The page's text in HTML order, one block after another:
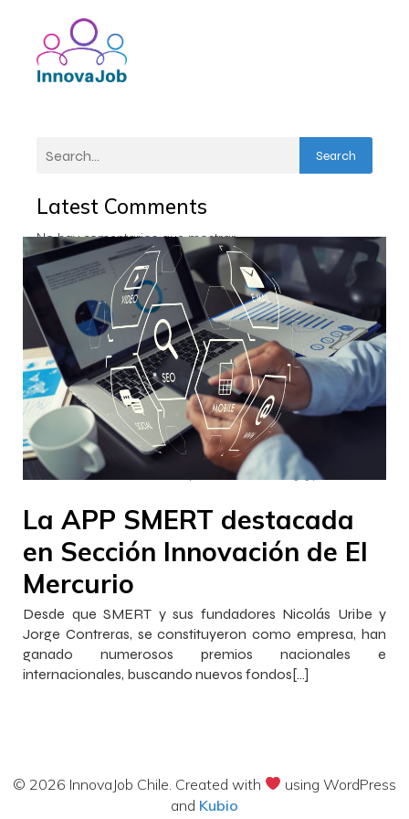
Search
Latest Comments
No hay comentarios que mostrar.
Francisca InnovaJob 20 septiembre 2022 – 15:59
La APP SMERT destacada
en Sección Innovación de El
Mercurio
Desde que SMERT y sus fundadores Nicolás Uribe y
Jorge Contreras, se constituyeron como empresa, han
ganado numerosos premios nacionales e
internacionales, buscando nuevos fondos[…]
© 2026 InnovaJob Chile. Created with
using WordPress
and Kubio